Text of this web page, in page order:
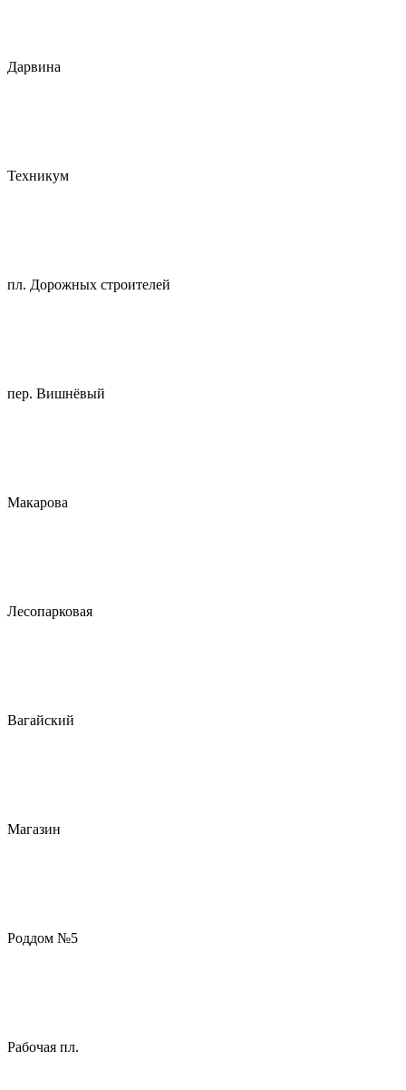
Дарвина
Техникум
пл. Дорожных строителей
пер. Вишнёвый
Макарова
Лесопарковая
Вагайский
Магазин
Роддом №5
Рабочая пл.